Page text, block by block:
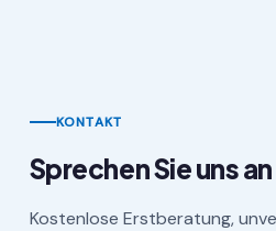
KONTAKT
Sprechen Sie uns an
Kostenlose Erstberatung,